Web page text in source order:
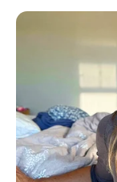
Unveiling
Condemns!
BRAINBERRIES